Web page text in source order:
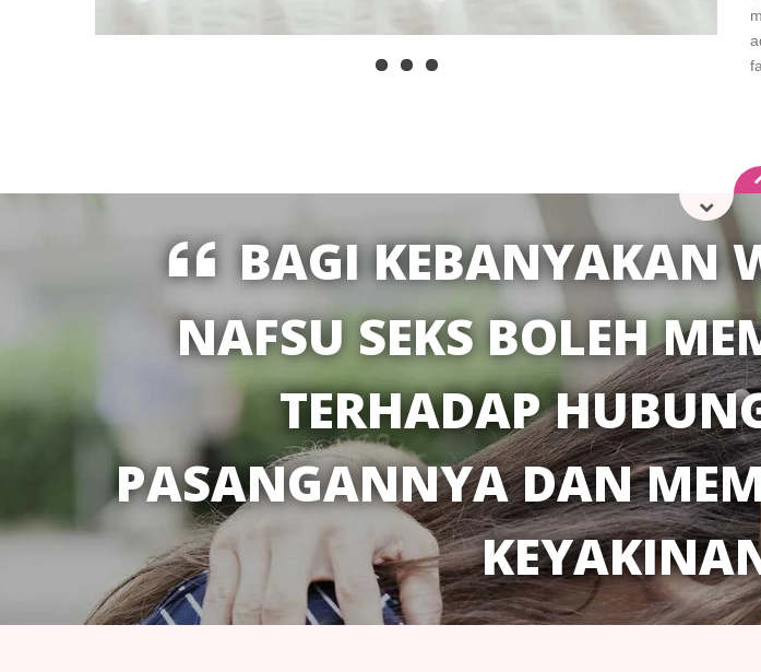
BAGI KEBANYAKAN
NAFSU SEKS BOLEH
TERHADAP
PASANGANNYA DAN